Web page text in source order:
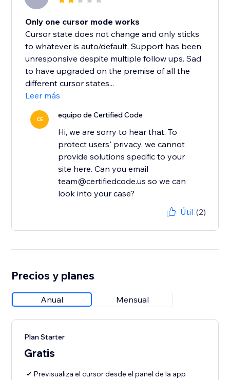
Only one cursor mode works
Cursor state does not change and only sticks
to whatever is auto/default. Support has been
unresponsive despite multiple follow ups. Sad
to have upgraded on the premise of all the
different cursor states...
Leer más
CE equipo de Certified Code
Hi, we are sorry to hear that. To
protect users' privacy, we cannot
provide solutions specific to your
site here. Can you email
team@certifiedcode.us so we can
look into your case?
Útil (2)
Precios y planes
Anual Mensual
Plan Starter
Gratis
Previsualiza el cursor desde el panel de la app